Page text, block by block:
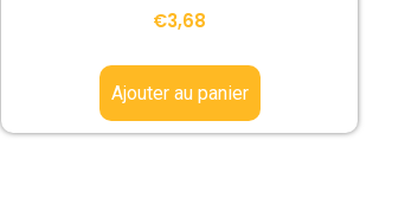
€3,68
Ajouter au panier